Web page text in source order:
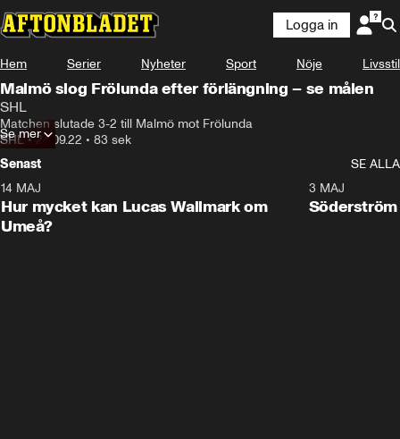
Logga in
Hem Serier Nyheter Sport Nöje Livsstil
Malmö slog Frölunda efter förlängning – se målen
SHL
Matchen slutade 3-2 till Malmö mot Frölunda
SHL•24.09.22 • 83 sek
Se mer
Senast
SE ALLA
Plus
14 MAJ
Hur mycket kan Lucas Wallmark om
Umeå?
3 MAJ